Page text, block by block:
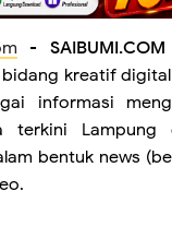
- SAIBUMI.COM
kreatif
informasi
terkini
bentuk news